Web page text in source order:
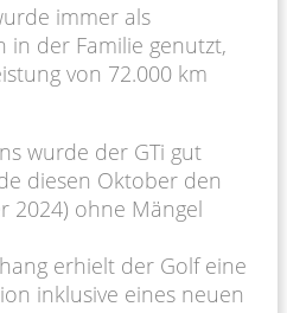
immer als
in der Familie genutzt,
von 72.000 km
wurde der GTi gut
diesen Oktober den
2024) ohne Mängel
erhielt der Golf eine
inklusive eines neuen